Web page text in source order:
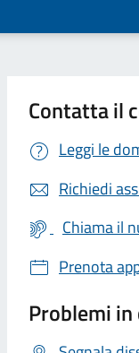
Contatta il
Leggi le
Richiedi
Chiama il
Prenota
Problemi